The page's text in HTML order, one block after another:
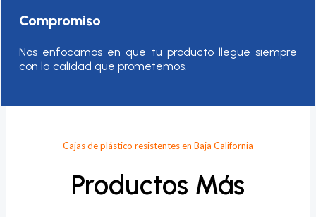
Compromiso
Nos enfocamos en que tu producto llegue siempre
con la calidad que prometemos.
Cajas de plástico resistentes en Baja California
Productos Más